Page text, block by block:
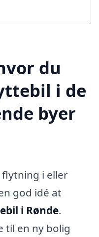
du
i de
byer
i eller
god idé at
i Rønde.
til en ny bolig